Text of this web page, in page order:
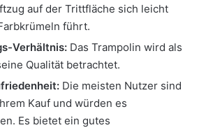
auf der Trittfläche sich leicht
führt.
Verhältnis: Das Trampolin wird als
Qualität betrachtet.
Die meisten Nutzer sind
Kauf und würden es
Es bietet ein gutes